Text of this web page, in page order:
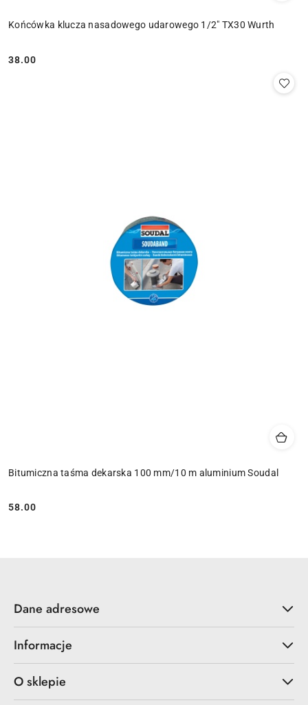
Końcówka klucza nasadowego udarowego 1/2" TX30 Wurth
Cena:
38.00
Bitumiczna taśma dekarska 100 mm/10 m aluminium Soudal
Cena:
58.00
Dane adresowe
Informacje
O sklepie